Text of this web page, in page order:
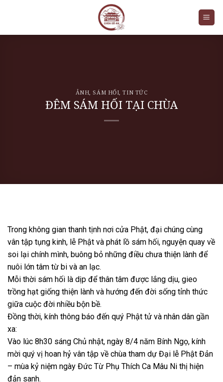
ẢNH ,SÁM HỐI ,TIN TỨC
ĐÊM SÁM HỐI TẠI CHÙA
Trong không gian thanh tịnh nơi cửa Phật, đại chúng cùng
vân tập tụng kinh, lễ Phật và phát lồ sám hối, nguyện quay về
soi lại chính mình, buông bỏ những điều chưa thiện lành để
nuôi lớn tâm từ bi và an lạc.
Mỗi thời sám hối là dịp để thân tâm được lắng dịu, gieo
trồng hạt giống thiện lành và hướng đến đời sống tỉnh thức
giữa cuộc đời nhiều bộn bề.
Đồng thời, kính thông báo đến quý Phật tử và nhân dân gần
xa:
Vào lúc 8h30 sáng Chủ nhật, ngày 8/4 năm Bính Ngọ, kính
mời quý vị hoan hỷ vân tập về chùa tham dự Đại lễ Phật Đản
– mùa kỷ niệm ngày Đức Từ Phụ Thích Ca Mâu Ni thị hiện
đản sanh.